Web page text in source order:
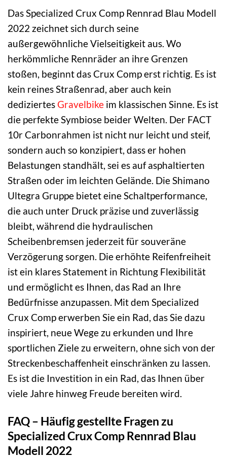
Das Specialized Crux Comp Rennrad Blau Modell
2022 zeichnet sich durch seine
außergewöhnliche Vielseitigkeit aus. Wo
herkömmliche Rennräder an ihre Grenzen
stoßen, beginnt das Crux Comp erst richtig. Es ist
kein reines Straßenrad, aber auch kein
dediziertesGravelbike im klassischen Sinne. Es ist
die perfekte Symbiose beider Welten. Der FACT
10r Carbonrahmen ist nicht nur leicht und steif,
sondern auch so konzipiert, dass er hohen
Belastungen standhält, sei es auf asphaltierten
Straßen oder im leichten Gelände. Die Shimano
Ultegra Gruppe bietet eine Schaltperformance,
die auch unter Druck präzise und zuverlässig
bleibt, während die hydraulischen
Scheibenbremsen jederzeit für souveräne
Verzögerung sorgen. Die erhöhte Reifenfreiheit
ist ein klares Statement in Richtung Flexibilität
und ermöglicht es Ihnen, das Rad an Ihre
Bedürfnisse anzupassen. Mit dem Specialized
Crux Comp erwerben Sie ein Rad, das Sie dazu
inspiriert, neue Wege zu erkunden und Ihre
sportlichen Ziele zu erweitern, ohne sich von der
Streckenbeschaffenheit einschränken zu lassen.
Es ist die Investition in ein Rad, das Ihnen über
viele Jahre hinweg Freude bereiten wird.
FAQ – Häufig gestellte Fragen zu
Specialized Crux Comp Rennrad Blau
Modell 2022